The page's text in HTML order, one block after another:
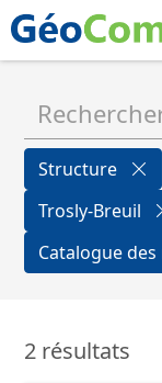
Structure
Trosly-Breuil
Catalogue
2 résultats